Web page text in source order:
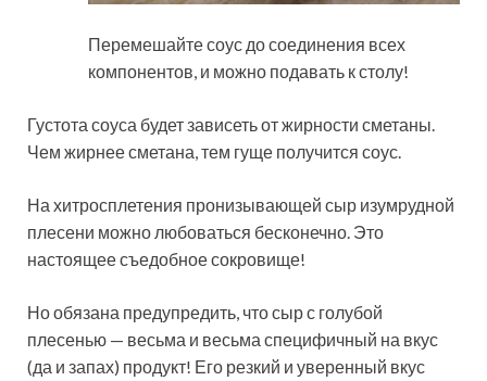
Перемешайте соус до соединения всех
компонентов, и можно подавать к столу!
Густота соуса будет зависеть от жирности сметаны.
Чем жирнее сметана, тем гуще получится соус.
На хитросплетения пронизывающей сыр изумрудной
плесени можно любоваться бесконечно. Это
настоящее съедобное сокровище!
Но обязана предупредить, что сыр с голубой
плесенью — весьма и весьма специфичный на вкус
(да и запах) продукт! Его резкий и уверенный вкус